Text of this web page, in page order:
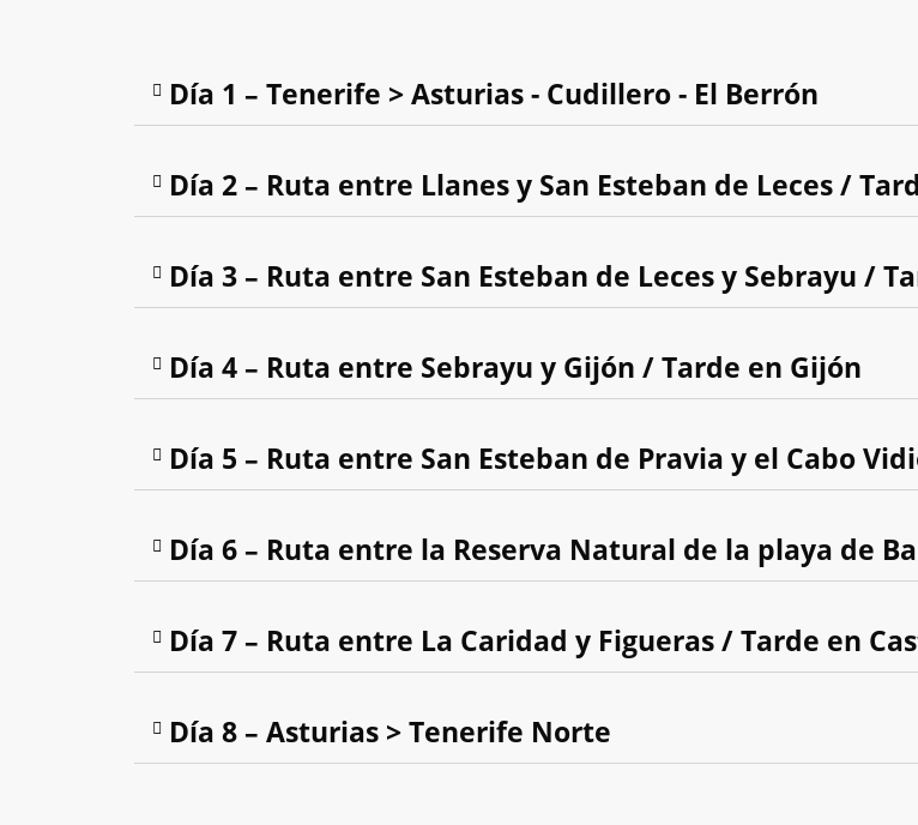
Día 1 – Tenerife > Asturias - Cudillero - El Berrón
Día 2 – Ruta entre Llanes y San Esteban de Leces /
Día 3 – Ruta entre San Esteban de Leces y Sebrayu /
Día 4 – Ruta entre Sebrayu y Gijón / Tarde en Gijón
Día 5 – Ruta entre San Esteban de Pravia y el Cabo
Día 6 – Ruta entre la Reserva Natural de la playa de
Día 7 – Ruta entre La Caridad y Figueras / Tarde en
Día 8 – Asturias > Tenerife Norte